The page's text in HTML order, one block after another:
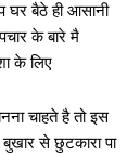
बैठे ही आसानी
के बारे मै
के लिए
चाहते है तो इस
से छुटकारा पा